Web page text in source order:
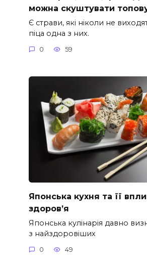
можна скуштувати
Є страви, які ніколи не
піца одна з них.
0 59
Японська кухня та її
здоров’я
Японська кулінарія давно
з найздоровіших
0 49